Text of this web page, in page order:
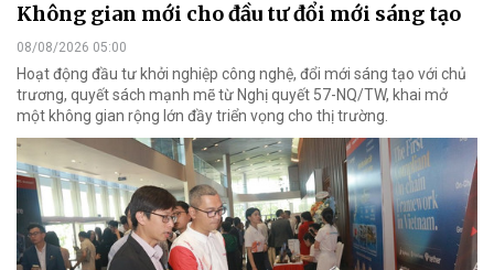
Không gian mới cho đầu tư đổi mới sáng tạo
08/08/2026 05:00
Hoạt động đầu tư khởi nghiệp công nghệ, đổi mới sáng tạo với chủ
trương, quyết sách mạnh mẽ từ Nghị quyết 57-NQ/TW, khai mở
một không gian rộng lớn đầy triển vọng cho thị trường.